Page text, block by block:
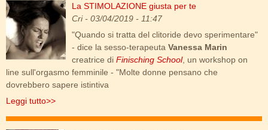
orgasmo_femminile.jpg
La STIMOLAZIONE giusta per te
Cri- 03/04/2019 - 11:47
"Quando si tratta del clitoride devo sperimentare"
- dice la sesso-terapeuta Vanessa Marin
creatrice di Finisching School, un workshop on
line sull'orgasmo femminile - "Molte donne pensano che
dovrebbero sapere istintiva
Leggi tutto>>